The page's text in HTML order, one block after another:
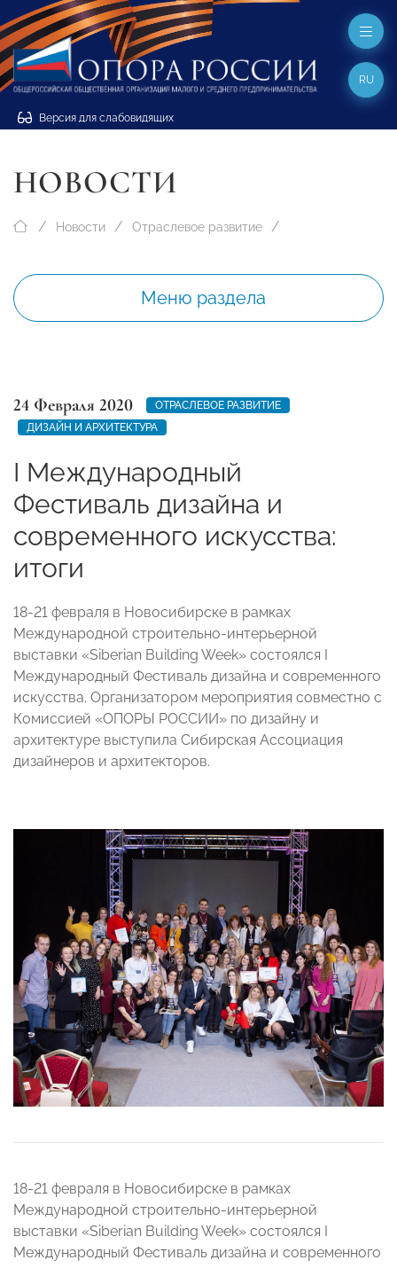
Версия для слабовидящих
RU
НОВОСТИ
Новости Отраслевое развитие
Меню раздела
24 Февраля 2020
ОТРАСЛЕВОЕ РАЗВИТИЕ
ДИЗАЙН И АРХИТЕКТУРА
I Международный
Фестиваль дизайна и
современного искусства:
итоги
18-21 февраля в Новосибирске в рамках
Международной строительно-интерьерной
выставки «Siberian Building Week» состоялся I
Международный Фестиваль дизайна и современного
искусства. Организатором мероприятия совместно с
Комиссией «ОПОРЫ РОССИИ» по дизайну и
архитектуре выступила Сибирская Ассоциация
дизайнеров и архитекторов.
18-21 февраля в Новосибирске в рамках
Международной строительно-интерьерной
выставки «Siberian Building Week» состоялся I
Международный Фестиваль дизайна и современного